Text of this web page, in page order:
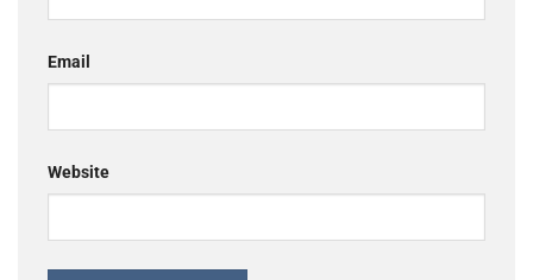
Email
Website